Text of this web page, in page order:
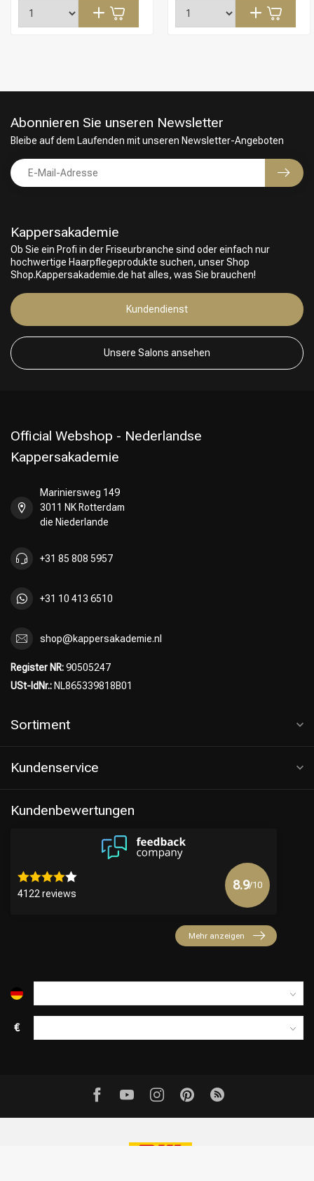
Kappersakademie
Ob Sie ein Profi in der Friseurbranche sind oder einfach nur
hochwertige Haarpflegeprodukte suchen, unser Shop
Shop.Kappersakademie.de hat alles, was Sie brauchen!
Kundendienst
Unsere Salons ansehen
Abonnieren Sie unseren Newsletter
Bleibe auf dem Laufenden mit unseren Newsletter-Angeboten
Official Webshop - Nederlandse
Kappersakademie
Mariniersweg 149
3011 NK Rotterdam
die Niederlande
+31 85 808 5957
+31 10 413 6510
shop@kappersakademie.nl
Register NR:90505247
USt-IdNr.: NL865339818B01
Sortiment
Kundenservice
Kundenbewertungen
4122 reviews
8.9/10
Mehr anzeigen
€